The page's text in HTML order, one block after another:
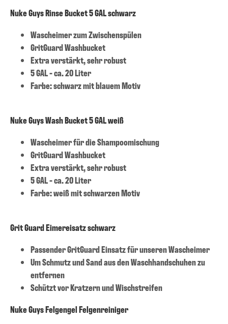
Nuke Guys Rinse Bucket 5 GAL schwarz
Wascheimer zum Zwischenspülen
GritGuard Washbucket
Extra verstärkt, sehr robust
5 GAL - ca. 20 Liter
Farbe: schwarz mit blauem Motiv
Nuke Guys Wash Bucket 5 GAL weiß
Wascheimer für die Shampoomischung
GritGuard Washbucket
Extra verstärkt, sehr robust
5 GAL - ca. 20 Liter
Farbe: weiß mit schwarzen Motiv
Grit Guard Eimereisatz schwarz
Passender GritGuard Einsatz für unseren Wascheimer
Um Schmutz und Sand aus den Waschhandschuhen zu
entfernen
Schützt vor Kratzern und Wischstreifen
Nuke Guys Felgengel Felgenreiniger